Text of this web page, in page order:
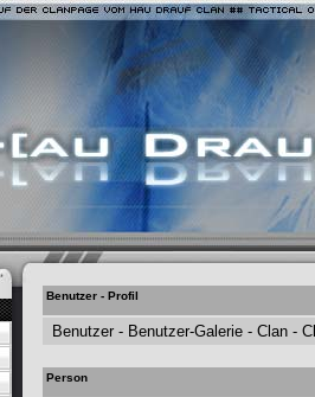
Benutzer - Profil
Benutzer - Benutzer-Galerie - Clan -
Person